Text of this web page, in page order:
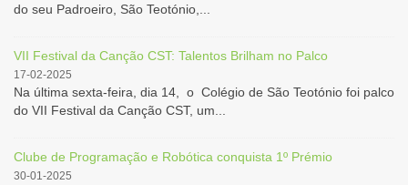
do seu Padroeiro, São Teotónio,...
VII Festival da Canção CST: Talentos Brilham no Palco
17-02-2025
Na última sexta-feira, dia 14, o Colégio de São Teotónio foi palco
do VII Festival da Canção CST, um...
Clube de Programação e Robótica conquista 1º Prémio
30-01-2025